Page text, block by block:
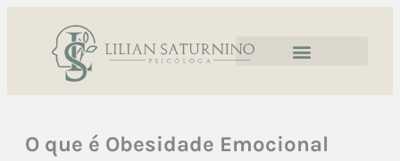
O que é Obesidade Emocional